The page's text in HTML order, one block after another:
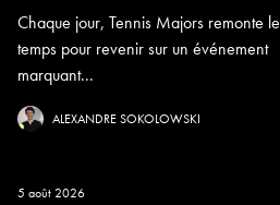
Chaque jour, Tennis Majors remonte le
temps pour revenir sur un événement
marquant...
ALEXANDRE SOKOLOWSKI
5 août 2026